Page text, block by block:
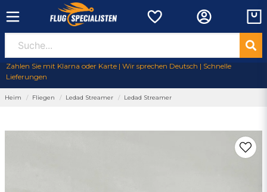
Zahlen Sie mit Klarna oder Karte | Wir sprechen Deutsch | Schnelle
Lieferungen
Heim Fliegen Ledad Streamer Ledad Streamer